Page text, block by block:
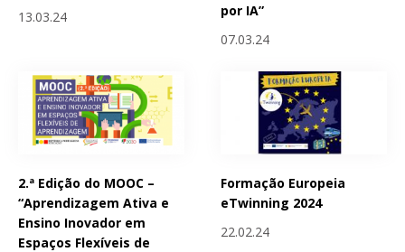
13.03.24
por IA”
07.03.24
2.ª Edição do MOOC –
“Aprendizagem Ativa e
Ensino Inovador em
Espaços Flexíveis de
Formação Europeia
eTwinning 2024
22.02.24